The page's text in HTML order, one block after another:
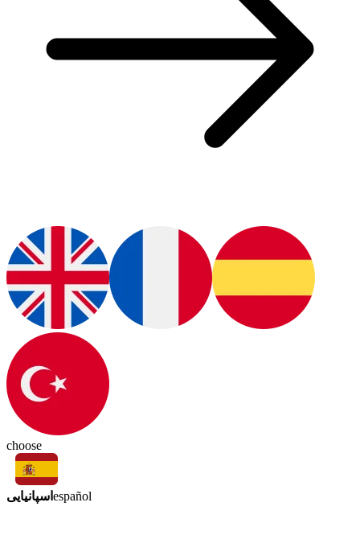
choose
اسپانیایی español